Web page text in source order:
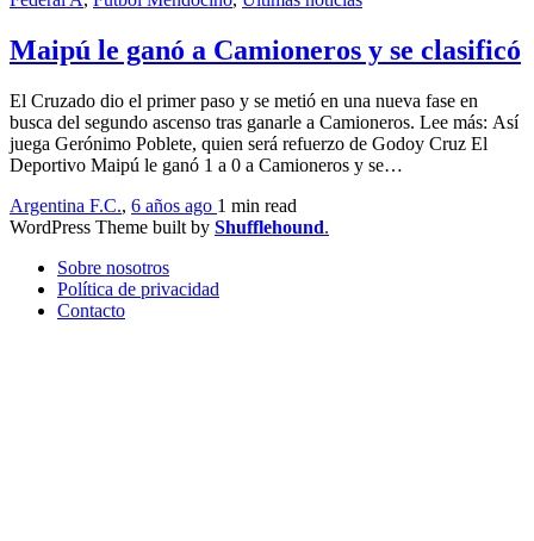
Maipú le ganó a Camioneros y se clasificó
El Cruzado dio el primer paso y se metió en una nueva fase en
busca del segundo ascenso tras ganarle a Camioneros. Lee más: Así
juega Gerónimo Poblete, quien será refuerzo de Godoy Cruz El
Deportivo Maipú le ganó 1 a 0 a Camioneros y se…
Argentina F.C., 6 años ago 1 min read
WordPress Theme built by Shufflehound.
Sobre nosotros
Política de privacidad
Contacto